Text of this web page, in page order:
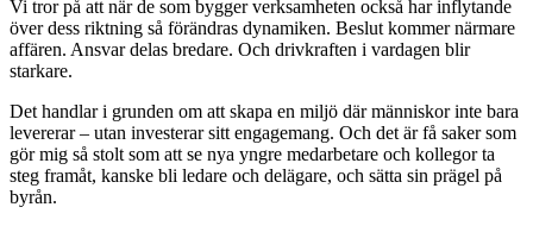
Vi tror på att när de som bygger verksamheten också har inflytande
över dess riktning så förändras dynamiken. Beslut kommer närmare
affären. Ansvar delas bredare. Och drivkraften i vardagen blir
starkare.
Det handlar i grunden om att skapa en miljö där människor inte bara
levererar – utan investerar sitt engagemang. Och det är få saker som
gör mig så stolt som att se nya yngre medarbetare och kollegor ta
steg framåt, kanske bli ledare och delägare, och sätta sin prägel på
byrån.